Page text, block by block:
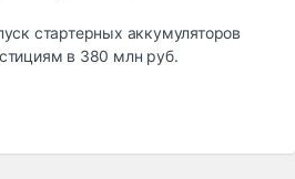
стартерных аккумуляторов
в 380 млн руб.